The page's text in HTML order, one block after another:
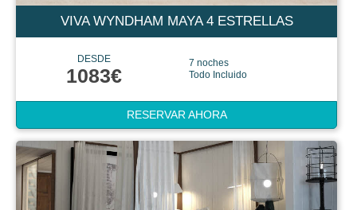
VIVA WYNDHAM MAYA 4 ESTRELLAS
DESDE
1083€
7 noches
Todo Incluido
RESERVAR AHORA